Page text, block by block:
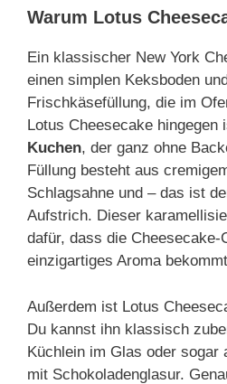
Warum Lotus
Ein klassischer New York
einen simplen Keksboden
Frischkäsefüllung, die im
Lotus Cheesecake hingegen
Kuchen, der ganz ohne
Füllung besteht aus
Schlagsahne und – das ist
Aufstrich. Dieser
dafür, dass die
einzigartiges Aroma
Außerdem ist Lotus
Du kannst ihn klassisch
Küchlein im Glas oder sogar
mit Schokoladenglasur.